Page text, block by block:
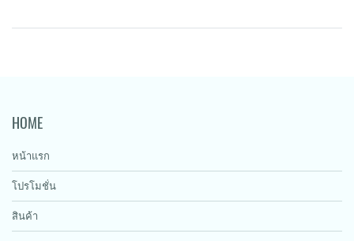
HOME
หน้าแรก
โปรโมชั่น
สินค้า